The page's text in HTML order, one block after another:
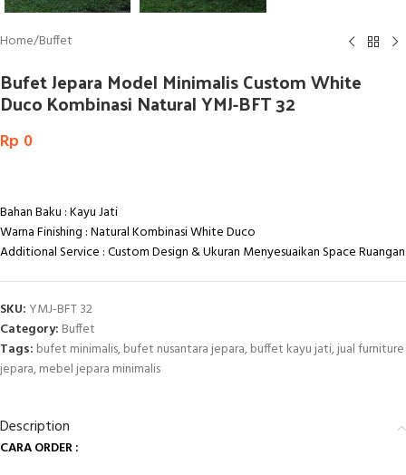
Home/Buffet
Bufet Jepara Model Minimalis Custom White
Duco Kombinasi Natural YMJ-BFT 32
Rp 0
Bahan Baku : Kayu Jati
Warna Finishing : Natural Kombinasi White Duco
Additional Service : Custom Design & Ukuran Menyesuaikan Space Ruangan
SKU: YMJ-BFT 32
Category: Buffet
Tags: bufet minimalis,bufet nusantara jepara,buffet kayu jati,jual furniture
jepara,mebel jepara minimalis
Description
CARA ORDER :